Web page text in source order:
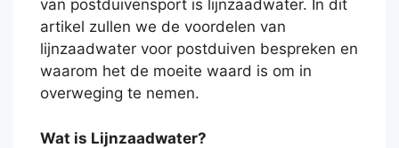
van postduivensport is lijnzaadwater. In dit
artikel zullen we de voordelen van
lijnzaadwater voor postduiven bespreken en
waarom het de moeite waard is om in
overweging te nemen.
Wat is Lijnzaadwater?